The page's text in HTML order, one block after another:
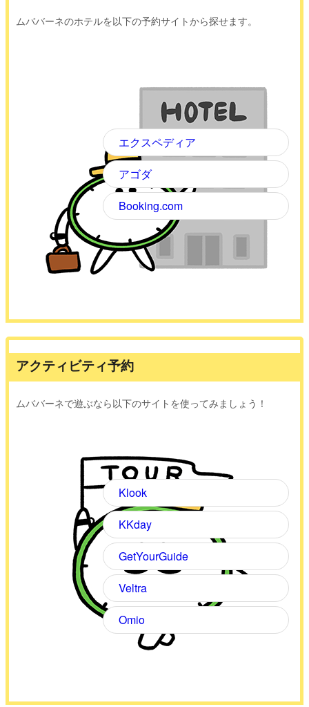
ムババーネのホテルを以下の予約サイトから探せます。
エクスペディア
アゴダ
Booking.com
アクティビティ予約
ムババーネで遊ぶなら以下のサイトを使ってみましょう！
Klook
KKday
GetYourGuide
Veltra
Omio